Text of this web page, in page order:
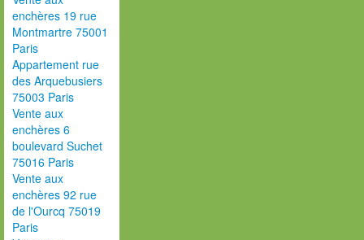
enchères 19 rue
Montmartre 75001
Paris
Appartement rue
des Arquebusiers
75003 Paris
Vente aux
enchères 6
boulevard Suchet
75016 Paris
Vente aux
enchères 92 rue
de l'Ourcq 75019
Paris